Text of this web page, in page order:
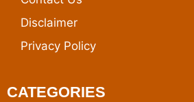
Disclaimer
Privacy Policy
CATEGORIES